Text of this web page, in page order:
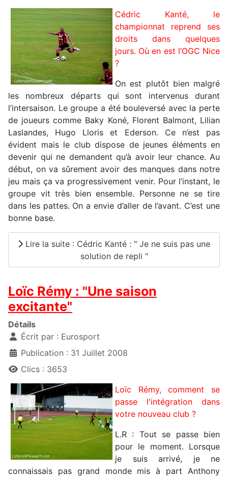
Cédric Kanté, le
championnat reprend ses
droits dans quelques
jours. Où en est l’OGC Nice
?
On est plutôt bien malgré
les nombreux départs qui sont intervenus durant
l’intersaison. Le groupe a été bouleversé avec la perte
de joueurs comme Baky Koné, Florent Balmont, Lilian
Laslandes, Hugo Lloris et Ederson. Ce n’est pas
évident mais le club dispose de jeunes éléments en
devenir qui ne demandent qu’à avoir leur chance. Au
début, on va sûrement avoir des manques dans notre
jeu mais ça va progressivement venir. Pour l’instant, le
groupe vit très bien ensemble. Personne ne se tire
dans les pattes. On a envie d’aller de l’avant. C’est une
bonne base.
Lire la suite : Cédric Kanté : " Je ne suis pas une
solution de repli "
Loïc Rémy : "Une saison
excitante"
Détails
Écrit par : Eurosport
Publication : 31 Juillet 2008
Clics : 3653
Loïc Rémy, comment se
passe l'intégration dans
votre nouveau club ?
L.R : Tout se passe bien
pour le moment. Lorsque
je suis arrivé, je ne
connaissais pas grand monde mis à part Anthony